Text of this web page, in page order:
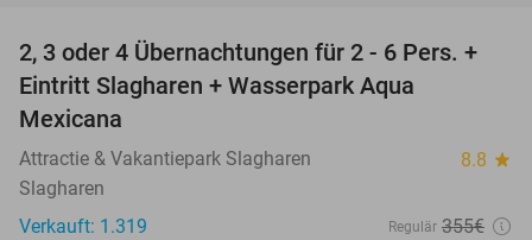
55%
2, 3 oder 4 Übernachtungen für 2 - 6 Pers. +
Eintritt Slagharen + Wasserpark Aqua
Mexicana
Attractie & Vakantiepark Slagharen 8.8 star
Slagharen
Verkauft: 1.319
Regulär 355€